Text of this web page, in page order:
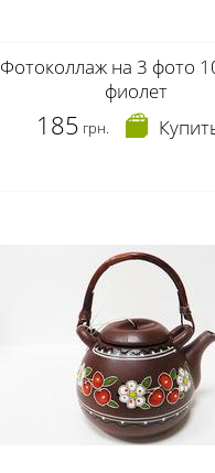
Фотоколлаж на 3 фото
фиолет
185 грн.